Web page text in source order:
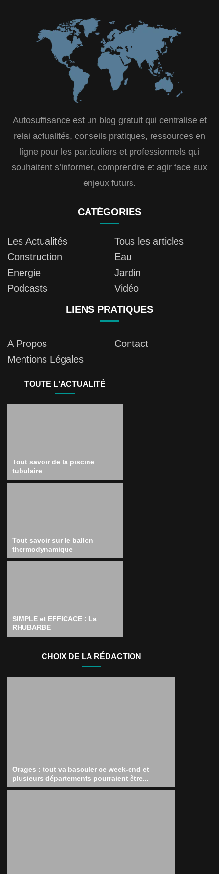
Autosuffisance est un blog gratuit qui centralise et
relai actualités, conseils pratiques, ressources en
ligne pour les particuliers et professionnels qui
souhaitent s’informer, comprendre et agir face aux
enjeux futurs.
CATÉGORIES
Les Actualités
Tous les articles
Construction
Eau
Energie
Jardin
Podcasts
Vidéo
LIENS PRATIQUES
A Propos
Contact
Mentions Légales
TOUTE L'ACTUALITÉ
Tout savoir de la piscine
tubulaire
Tout savoir sur le ballon
thermodynamique
SIMPLE et EFFICACE : La
RHUBARBE
CHOIX DE LA RÉDACTION
Orages : tout va basculer ce week-end et
plusieurs départements pourraient être...